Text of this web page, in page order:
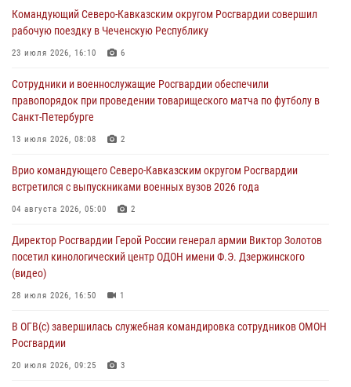
второй годовщине вторжения ВСУ на территорию области
06 августа 2026, 11:56
угрожавшего подростку травматическим пистолетом
06 августа 2026, 11:33 1
В Зауралье при содействии СОБР Росгвардии ликвидирована
06 августа 2026, 11:27
В Москве росгвардейцы задержали троих мужчин, устроивших
06 августа 2026, 11:20 1
Командующий Северо-Кавказским округом Росгвардии совершил
рабочую поездку в Чеченскую Республику
23 июля 2026, 16:10 6
Сотрудники и военнослужащие Росгвардии обеспечили
правопорядок при проведении товарищеского матча по футболу в
Санкт-Петербурге
13 июля 2026, 08:08 2
Врио командующего Северо-Кавказским округом Росгвардии
встретился с выпускниками военных вузов 2026 года
04 августа 2026, 05:00 2
Директор Росгвардии Герой России генерал армии Виктор Золотов
посетил кинологический центр ОДОН имени Ф.Э. Дзержинского
(видео)
28 июля 2026, 16:50 1
В ОГВ(с) завершилась служебная командировка сотрудников ОМОН
Росгвардии
20 июля 2026, 09:25 3